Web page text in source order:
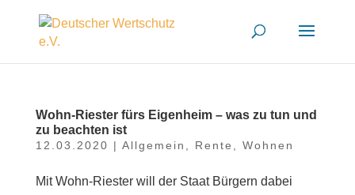
Wohn-Riester fürs Eigenheim – was zu tun und
zu beachten ist
12.03.2020 | Allgemein Rente Wohnen
Mit Wohn-Riester will der Staat Bürgern dabei